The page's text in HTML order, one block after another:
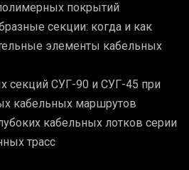
покрытий
секции: когда и как
элементы кабельных
секций СУГ-90 и СУГ-45 при
кабельных маршрутов
кабельных лотков серии
трасс